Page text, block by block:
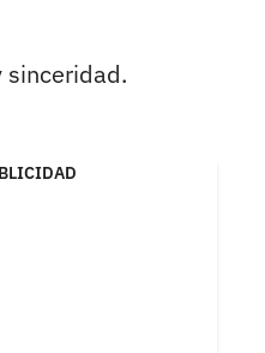
sinceridad.